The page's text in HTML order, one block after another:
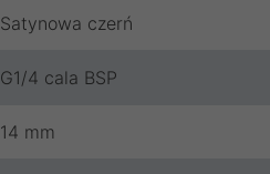
Satynowa czerń
G1/4 cala BSP
14 mm